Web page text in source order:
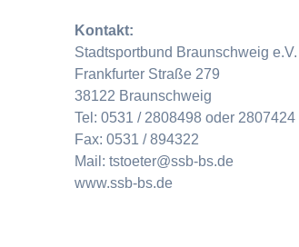
Kontakt:
Stadtsportbund Braunschweig e.V.
Frankfurter Straße 279
38122 Braunschweig
Tel: 0531 / 2808498 oder 2807424
Fax: 0531 / 894322
Mail: tstoeter@ssb-bs.de
www.ssb-bs.de